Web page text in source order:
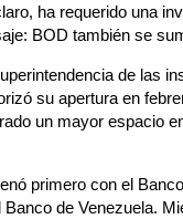
ha requerido una
BOD también se
de las
su apertura en
un mayor espacio
primero con el
de Venezuela.